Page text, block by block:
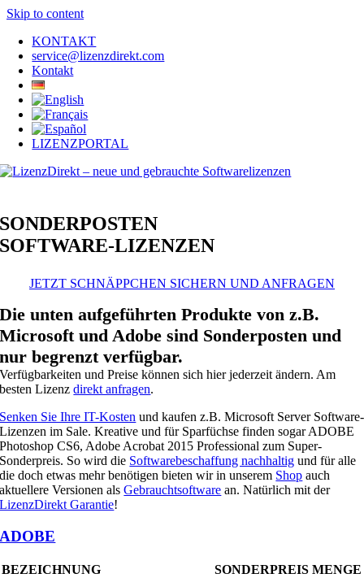
Skip to content
KONTAKT
service@lizenzdirekt.com
Kontakt
LIZENZPORTAL
SONDERPOSTEN
SOFTWARE-LIZENZEN
JETZT SCHNÄPPCHEN SICHERN UND ANFRAGEN
Die unten aufgeführten Produkte von z.B.
Microsoft und Adobe sind Sonderposten und
nur begrenzt verfügbar.
Verfügbarkeiten und Preise können sich hier jederzeit ändern. Am
besten Lizenzdirekt anfragen.
Senken Sie Ihre IT-Kosten und kaufen z.B. Microsoft Server Software-
Lizenzen im Sale. Kreative und für Sparfüchse finden sogar ADOBE
Photoshop CS6, Adobe Acrobat 2015 Professional zum Super-
Sonderpreis. So wird die Softwarebeschaffung nachhaltig und für alle
die doch etwas mehr benötigen bieten wir in unserem Shop auch
aktuellere Versionen alsGebrauchtsoftware an. Natürlich mit der
LizenzDirekt Garantie!
ADOBE
BEZEICHNUNG SONDERPREIS MENGE